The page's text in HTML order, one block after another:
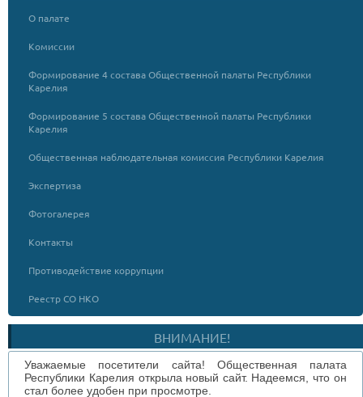
О палате
Комиссии
Формирование 4 состава Общественной палаты Республики
Карелия
Формирование 5 состава Общественной палаты Республики
Карелия
Общественная наблюдательная комиссия Республики Карелия
Экспертиза
Фотогалерея
Контакты
Противодействие коррупции
Реестр СО НКО
ВНИМАНИЕ!
Уважаемые посетители сайта! Общественная палата
Республики Карелия открыла новый сайт. Надеемся, что он
стал более удобен при просмотре.